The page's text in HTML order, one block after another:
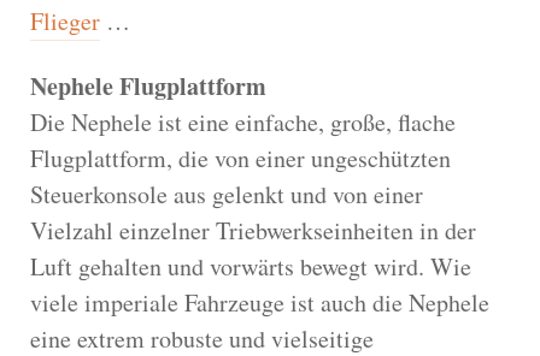
Flieger …
Nephele Flugplattform
Die Nephele ist eine einfache, große, flache
Flugplattform, die von einer ungeschützten
Steuerkonsole aus gelenkt und von einer
Vielzahl einzelner Triebwerkseinheiten in der
Luft gehalten und vorwärts bewegt wird. Wie
viele imperiale Fahrzeuge ist auch die Nephele
eine extrem robuste und vielseitige